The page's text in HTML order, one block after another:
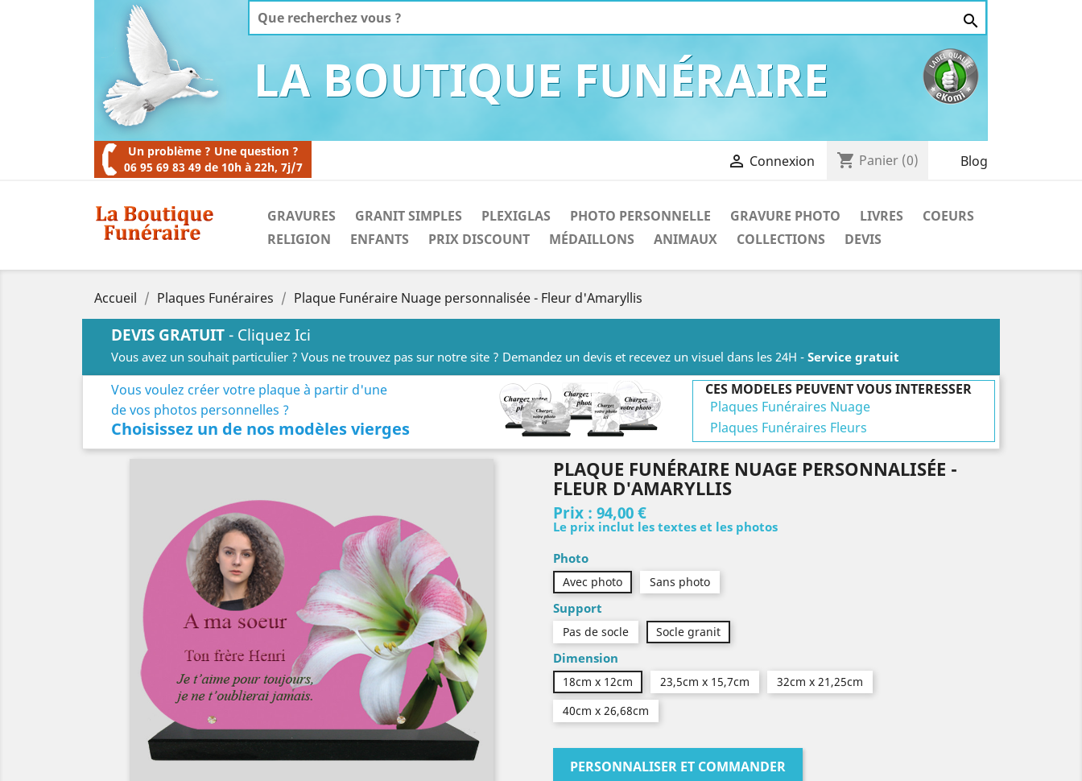

LA BOUTIQUE FUNÉRAIRE
Un problème ? Une question ?
06 95 69 83 49 de 10h à 22h, 7j/7
 Connexion shopping_cart Panier (0) Blog
GRAVURES GRANIT SIMPLES PLEXIGLAS PHOTO PERSONNELLE GRAVURE PHOTO LIVRES
COEURS
RELIGION
ENFANTS PRIX DISCOUNT MÉDAILLONS ANIMAUX COLLECTIONS DEVIS
Accueil Plaques Funéraires Plaque Funéraire Nuage personnalisée - Fleur d'Amaryllis
DEVIS GRATUIT - Cliquez Ici
Vous avez un souhait particulier ? Vous ne trouvez pas sur notre site ? Demandez un devis et recevez un visuel dans les 24H - Service gratuit
Vous voulez créer votre plaque à partir d'une
de vos photos personnelles ?
Choisissez un de nos modèles vierges
CES MODELES PEUVENT VOUS INTERESSER
Plaques Funéraires Nuage
Plaques Funéraires Fleurs
PLAQUE FUNÉRAIRE NUAGE PERSONNALISÉE -
FLEUR D'AMARYLLIS
Prix : 94,00 €
Le prix inclut les textes et les photos
Photo
Avec photo Sans photo
Support
Pas de socle Socle granit
Dimension
18cm x 12cm 23,5cm x 15,7cm
32cm x 21,25cm
40cm x 26,68cm
PERSONNALISER ET COMMANDER